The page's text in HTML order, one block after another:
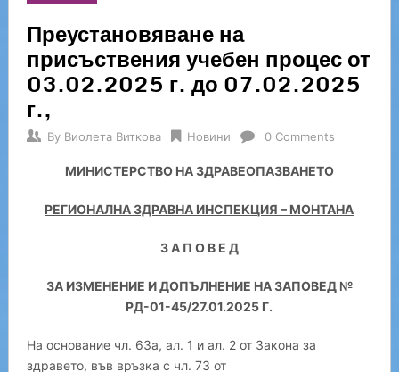
Преустановяване на
присъствения учебен процес от
03.02.2025 г. до 07.02.2025
г.,
By Виолета Виткова Новини 0 Comments
МИНИСТЕРСТВО НА ЗДРАВЕОПАЗВАНЕТО
РЕГИОНАЛНА ЗДРАВНА ИНСПЕКЦИЯ – МОНТАНА
З А П О В Е Д
ЗА ИЗМЕНЕНИЕ И ДОПЪЛНЕНИЕ НА ЗАПОВЕД №
РД-01-45/27.01.2025 Г.
На основание чл. 63а, ал. 1 и ал. 2 от Закона за
здравето, във връзка с чл. 73 от